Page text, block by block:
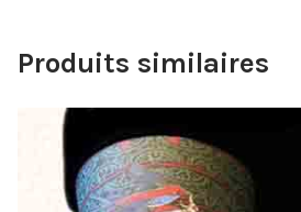
Produits similaires